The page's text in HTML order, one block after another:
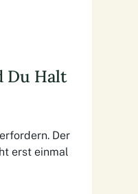
Du Halt
Der
erst einmal